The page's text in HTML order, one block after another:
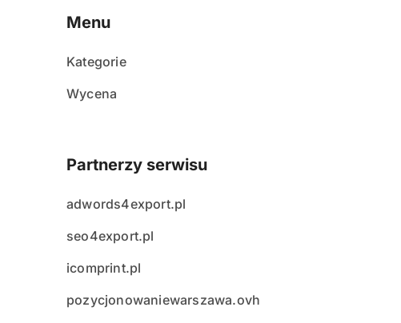
Menu
Kategorie
Wycena
Partnerzy serwisu
adwords4export.pl
seo4export.pl
icomprint.pl
pozycjonowaniewarszawa.ovh